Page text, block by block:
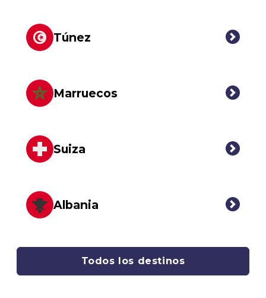
Túnez
Marruecos
Suiza
Albania
Todos los destinos